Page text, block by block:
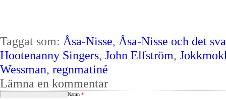
Taggat som: Åsa-Nisse, Åsa-Nisse och det
Hootenanny Singers, John Elfström,
Wessman, regnmatiné
Lämna en kommentar
Namn *